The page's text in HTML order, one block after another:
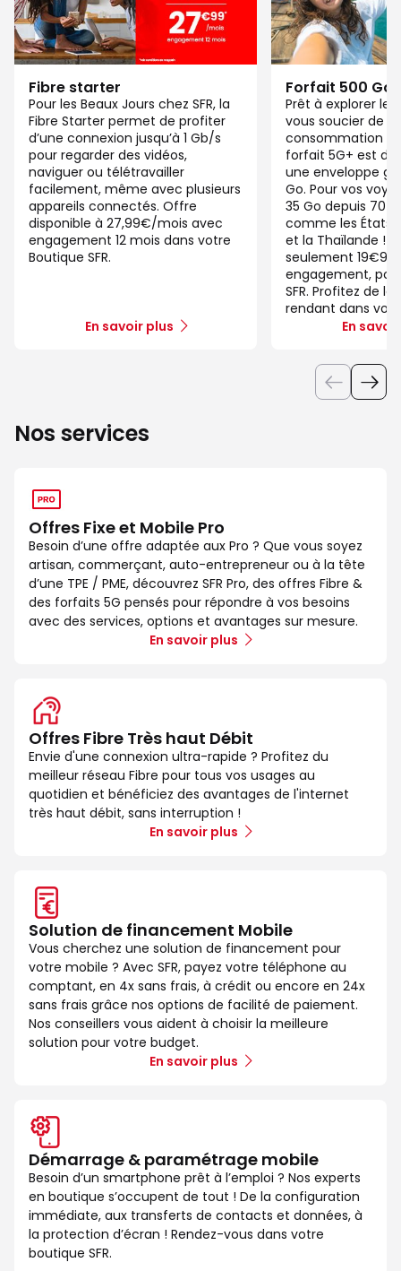
Fibre starter
Pour les Beaux Jours chez SFR, la
Fibre Starter permet de profiter
d’une connexion jusqu’à 1 Gb/s
pour regarder des vidéos,
naviguer ou télétravailler
facilement, même avec plusieurs
appareils connectés. Offre
disponible à 27,99€/mois avec
engagement 12 mois dans votre
Boutique SFR.
En savoir plus
Forfait 500 Go
Prêt à explorer le
vous soucier de
consommation
forfait 5G+ est
une enveloppe
Go. Pour vos
35 Go depuis 70
comme les États-
et la Thaïlande !
seulement
engagement,
SFR. Profitez de
rendant dans
En
Nos services
Offres Fixe et Mobile Pro
Besoin d’une offre adaptée aux Pro ? Que vous soyez
artisan, commerçant, auto-entrepreneur ou à la tête
d’une TPE / PME, découvrez SFR Pro, des offres Fibre &
des forfaits 5G pensés pour répondre à vos besoins
avec des services, options et avantages sur mesure.
En savoir plus
Offres Fibre Très haut Débit
Envie d'une connexion ultra-rapide ? Profitez du
meilleur réseau Fibre pour tous vos usages au
quotidien et bénéficiez des avantages de l'internet
très haut débit, sans interruption !
En savoir plus
Solution de financement Mobile
Vous cherchez une solution de financement pour
votre mobile ? Avec SFR, payez votre téléphone au
comptant, en 4x sans frais, à crédit ou encore en 24x
sans frais grâce nos options de facilité de paiement.
Nos conseillers vous aident à choisir la meilleure
solution pour votre budget.
En savoir plus
Démarrage & paramétrage mobile
Besoin d’un smartphone prêt à l’emploi ? Nos experts
en boutique s’occupent de tout ! De la configuration
immédiate, aux transferts de contacts et données, à
la protection d’écran ! Rendez-vous dans votre
boutique SFR.